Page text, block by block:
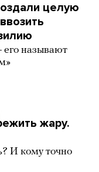
целую
его называют
жару.
И кому точно